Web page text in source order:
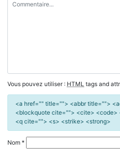
Vous pouvez utiliser : HTML tags and
<a href="" title=""> <abbr title="">
<blockquote cite=""> <cite> <code>
<q cite=""> <s> <strike> <strong>
Nom *